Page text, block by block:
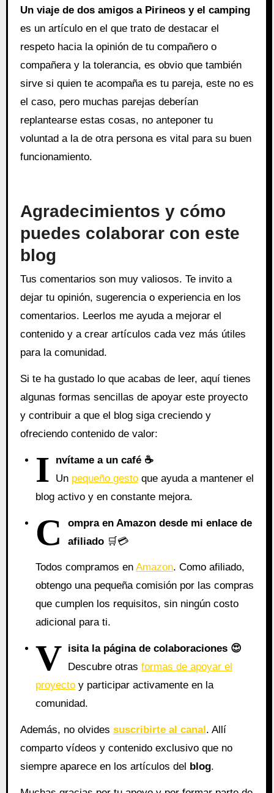
Un viaje de dos amigos a Pirineos y el camping
es un artículo en el que trato de destacar el
respeto hacia la opinión de tu compañero o
compañera y la tolerancia, es obvio que también
sirve si quien te acompaña es tu pareja, este no es
el caso, pero muchas parejas deberían
replantearse estas cosas, no anteponer tu
voluntad a la de otra persona es vital para su buen
funcionamiento.
Agradecimientos y cómo
puedes colaborar con este
blog
Tus comentarios son muy valiosos. Te invito a
dejar tu opinión, sugerencia o experiencia en los
comentarios. Leerlos me ayuda a mejorar el
contenido y a crear artículos cada vez más útiles
para la comunidad.
Si te ha gustado lo que acabas de leer, aquí tienes
algunas formas sencillas de apoyar este proyecto
y contribuir a que el blog siga creciendo y
ofreciendo contenido de valor:
I
nvítame a un café ☕
Un pequeño gesto que ayuda a mantener el
blog activo y en constante mejora.
C
ompra en Amazon desde mi enlace de
afiliado 🛒💳
Todos compramos enAmazon. Como afiliado,
obtengo una pequeña comisión por las compras
que cumplen los requisitos, sin ningún costo
adicional para ti.
V isita la página de colaboraciones 😍
Descubre otrasformas de apoyar el
proyecto y participar activamente en la
comunidad.
Además, no olvides suscribirte al canal. Allí
comparto vídeos y contenido exclusivo que no
siempre aparece en los artículos del blog.